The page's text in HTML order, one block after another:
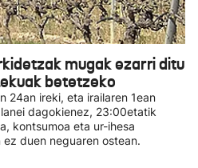
mugak ezarri ditu
betetzeko
24an ireki, eta irailaren 1ean
dagokienez, 23:00etatik
kontsumoa eta ur-ihesa
duen neguaren ostean.